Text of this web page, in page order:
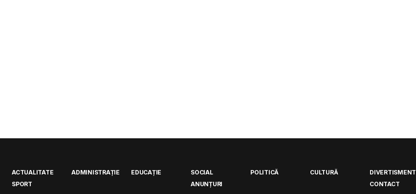
ACTUALITATE ADMINISTRAȚIE EDUCAȚIE SOCIAL POLITICĂ CULTURĂ
DIVERTISMENT
SPORT
ANUNȚURI CONTACT